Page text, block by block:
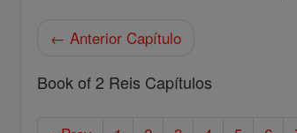
← Anterior Capítulo
Book of 2 Reis Capítulos